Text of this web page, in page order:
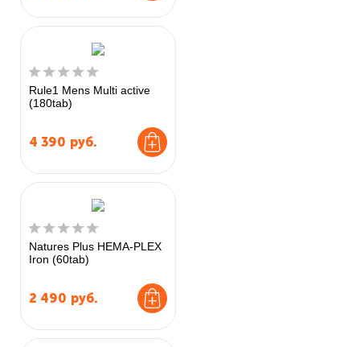
Rule1 Mens Multi active
(180tab)
4 390 руб.
Natures Plus HEMA-PLEX
Iron (60tab)
2 490 руб.